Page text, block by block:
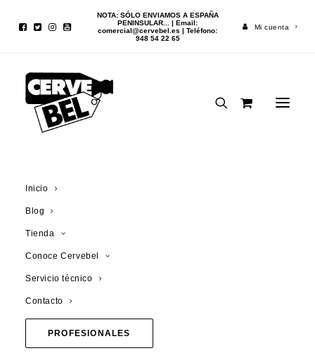
NOTA: SÓLO ENVIAMOS A ESPAÑA
PENINSULAR... | Email:
comercial@cervebel.es | Teléfono:
948 54 22 65
Mi cuenta
Inicio
Blog
Tienda
Conoce Cervebel
Servicio técnico
Contacto
PROFESIONALES
Inicio Cerveza